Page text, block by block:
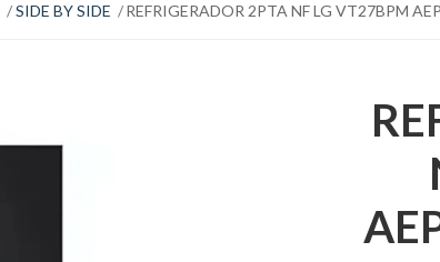
SIDE BY SIDE REFRIGERADOR 2PTA NF LG VT27BPM